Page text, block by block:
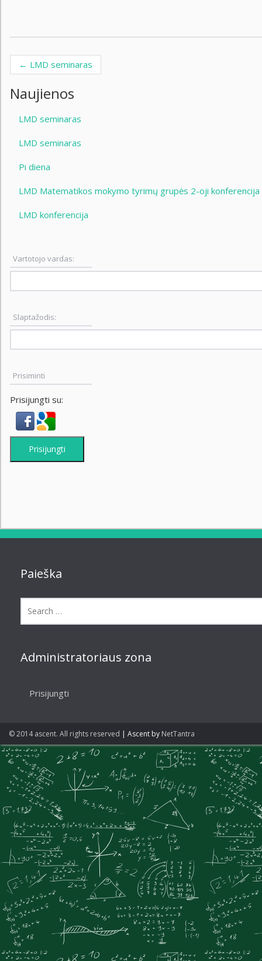
Post navigation
← LMD seminaras
Naujienos
LMD seminaras
LMD seminaras
Pi diena
LMD Matematikos mokymo tyrimų grupės 2-oji konferencija
LMD konferencija
Vartotojo vardas:
Slaptažodis:
Prisiminti
Prisijungti su:
Prisijungti
Paieška
Administratoriaus zona
Prisijungti
© 2014 ascent. All rights reserved | Ascent by NetTantra